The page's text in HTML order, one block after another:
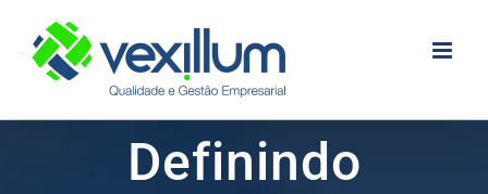
content
Definindo